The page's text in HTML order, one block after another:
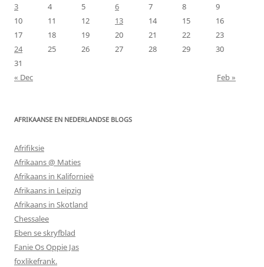
3
4 5 6 7 8
9
10
11 12 13 14 15
16
17
18 19 20 21 22
23
24
25 26 27 28 29
30
31
« Dec
Feb »
AFRIKAANSE EN NEDERLANDSE BLOGS
Afrifiksie
Afrikaans @ Maties
Afrikaans in Kalifornieë
Afrikaans in Leipzig
Afrikaans in Skotland
Chessalee
Eben se skryfblad
Fanie Os Oppie Jas
foxlikefrank.